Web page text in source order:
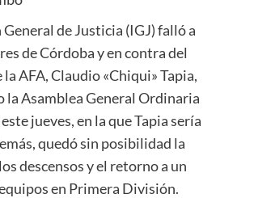
General de Justicia (IGJ) falló a
de Córdoba y en contra del
AFA, Claudio «Chiqui» Tapia,
la Asamblea General Ordinaria
jueves, en la que Tapia sería
quedó sin posibilidad la
descensos y el retorno a un
en Primera División.